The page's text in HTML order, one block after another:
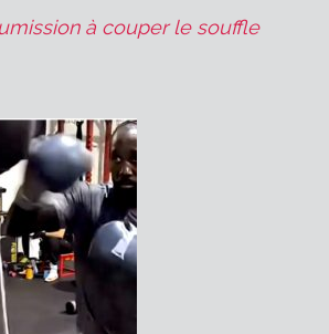
à couper le souffle